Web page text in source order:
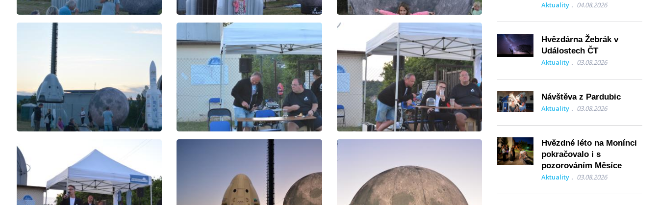
Aktuality 04.08.2026
Hvězdárna Žebrák v
Událostech ČT
Aktuality 03.08.2026
Návštěva z Pardubic
Aktuality 03.08.2026
Hvězdné léto na Monínci
pokračovalo i s
pozorováním Měsíce
Aktuality 03.08.2026